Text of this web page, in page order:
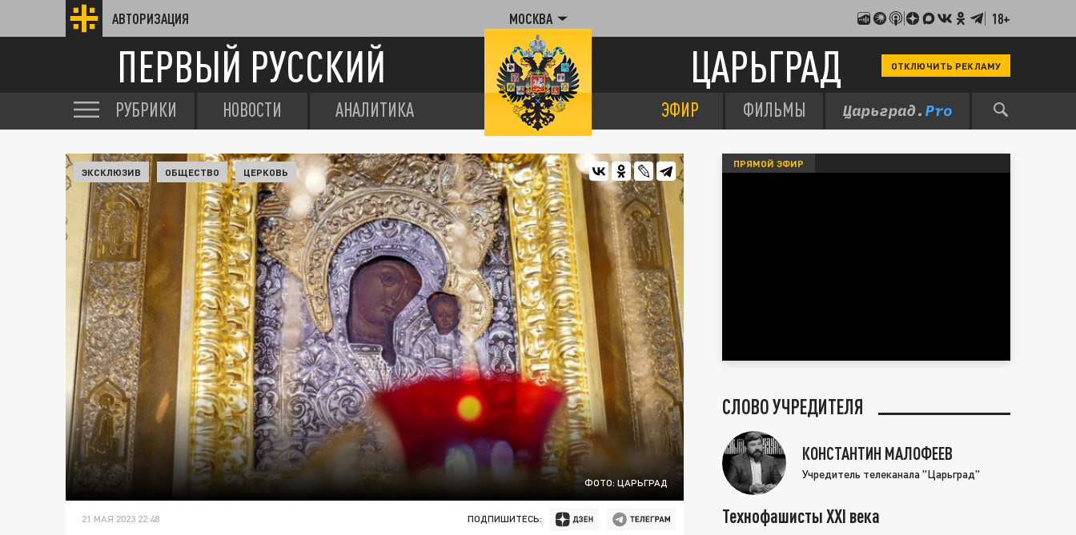
АВТОРИЗАЦИЯ МОСКВА 18+
ПЕРВЫЙ РУССКИЙ ЦАРЬГРАД ОТКЛЮЧИТЬ РЕКЛАМУ
РУБРИКИ НОВОСТИ АНАЛИТИКА ЭФИР ФИЛЬМЫ
ФОТО: ЦАРЬГРАД
ЭКСКЛЮЗИВ ОБЩЕСТВО ЦЕРКОВЬ
21 МАЯ 2023 22:48 ПОДПИШИТЕСЬ:
ПРЯМОЙ ЭФИР
СЛОВО УЧРЕДИТЕЛЯ
КОНСТАНТИН МАЛОФЕЕВ
Учредитель телеканала "Царьград"
Технофашисты XXI века